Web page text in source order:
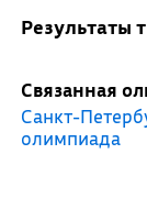
Результаты
Связанная
Санкт-
олимпиада